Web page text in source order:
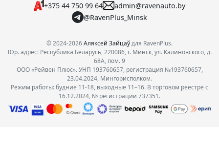
+375 44 750 99 64
admin@ravenauto.by
@RavenPlus_Minsk
© 2024-2026Аляксей Зайцаўдля RavenPlus.
Юр. адрес: Республика Беларусь, 220086, г. Минск, ул. Калиновского, д.
68А, пом. 9
ООО «Рейвен Плюс». УНП 193760657, регистрация №193760657,
23.04.2024, Мингорисполком.
Режим работы: будние 11-18, выходные 11–16. В торговом реестре с
16.12.2024, № регистрации 737351.